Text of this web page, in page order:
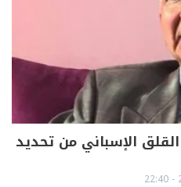
الإسباني من تحديد